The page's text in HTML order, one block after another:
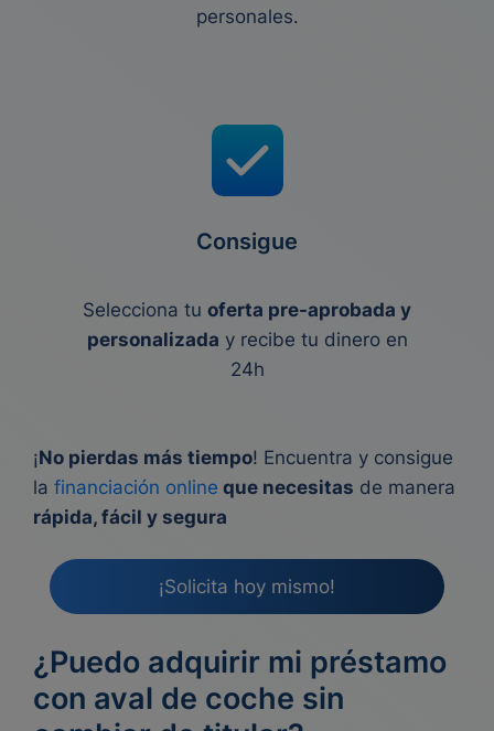
personales.
Consigue
Selecciona tu oferta pre-aprobada y
personalizada y recibe tu dinero en
24h
¡No pierdas más tiempo! Encuentra y consigue
la financiación online que necesitas de manera
rápida, fácil y segura
¡Solicita hoy mismo!
¿Puedo adquirir mi préstamo
con aval de coche sin